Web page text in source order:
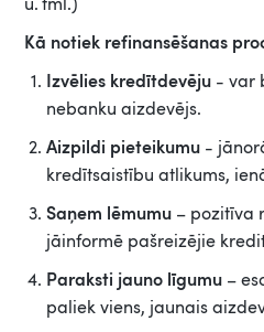
Kā notiek refinansēšanas
Izvēlies kredītdevēju - var
nebanku aizdevējs.
Aizpildi pieteikumu -
kredītsaistību atlikums,
Saņem lēmumu – pozitīva
jāinformē pašreizējie
Paraksti jauno līgumu –
paliek viens, jaunais